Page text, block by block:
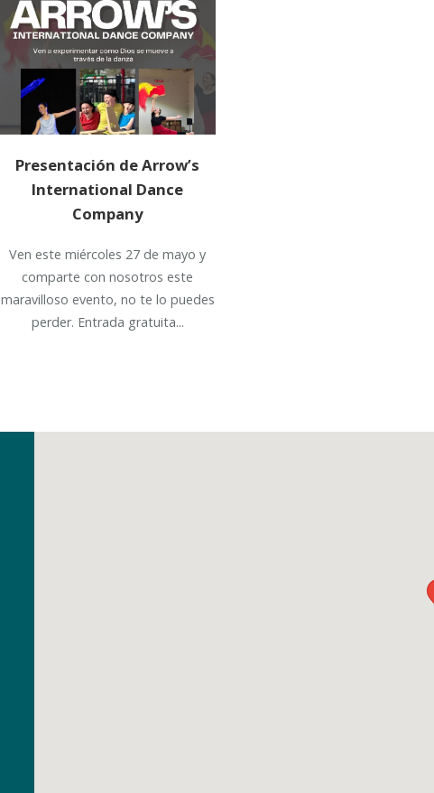
Presentación de Arrow’s
International Dance
Company
Ven este miércoles 27 de mayo y
comparte con nosotros este
maravilloso evento, no te lo puedes
perder. Entrada gratuita...